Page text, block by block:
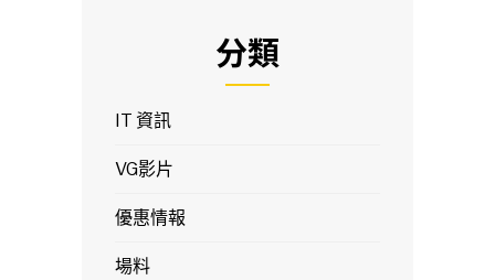
分類
IT 資訊
VG影片
優惠情報
場料